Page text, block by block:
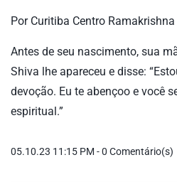
Por Curitiba Centro
Antes de seu nascimento, sua
Shiva lhe apareceu e disse:
devoção. Eu te abençoo e você
espiritual.”
05.10.23 11:15 PM -0 Comentário(s)